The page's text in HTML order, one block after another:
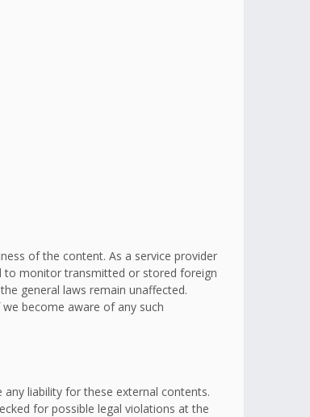
of the content. As a service provider
to monitor transmitted or stored foreign
general laws remain unaffected.
become aware of any such
liability for these external contents.
for possible legal violations at the